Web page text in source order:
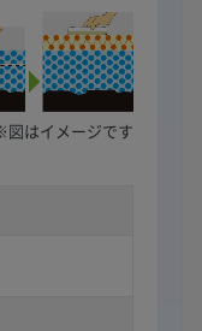
図はイメージです